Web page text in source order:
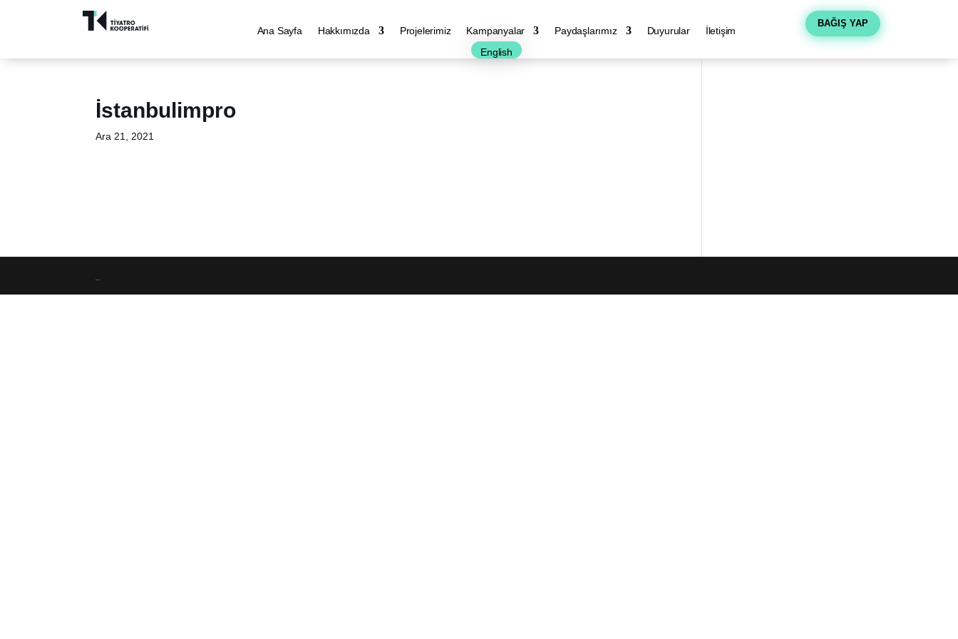
Ana Sayfa Hakkımızda Projelerimiz Kampanyalar Paydaşlarımız Duyurular
İletişim
English
BAĞIŞ YAP
İstanbulimpro
Ara 21, 2021